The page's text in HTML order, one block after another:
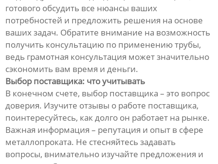
готового обсудить все нюансы ваших
потребностей и предложить решения на основе
ваших задач. Обратите внимание на возможность
получить консультацию по применению трубы,
ведь грамотная консультация может значительно
сэкономить вам время и деньги.
Выбор поставщика: что учитывать
В конечном счете, выбор поставщика – это вопрос
доверия. Изучите отзывы о работе поставщика,
поинтересуйтесь, как долго он работает на рынке.
Важная информация – репутация и опыт в сфере
металлопроката. Не стесняйтесь задавать
вопросы, внимательно изучайте предложения и